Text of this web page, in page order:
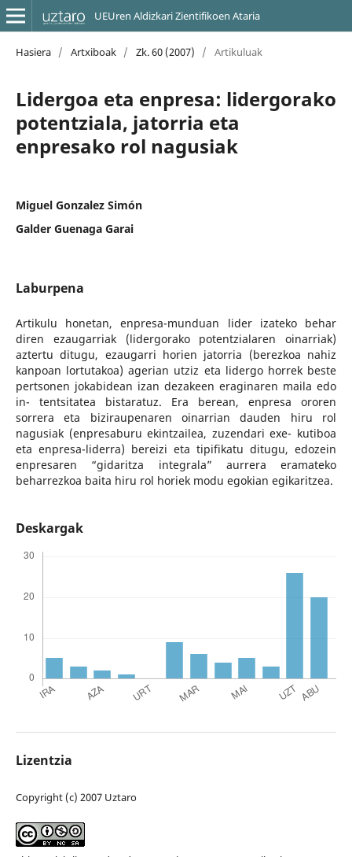
UEUren Aldizkari Zientifikoen Ataria
Hasiera / Artxiboak / Zk. 60 (2007) / Artikuluak
Lidergoa eta enpresa: lidergorako
potentziala, jatorria eta
enpresako rol nagusiak
Miguel Gonzalez Simón
Galder Guenaga Garai
Laburpena
Artikulu honetan, enpresa-munduan lider izateko behar
diren ezaugarriak (lidergorako potentzialaren oinarriak)
aztertu ditugu, ezaugarri horien jatorria (berezkoa nahiz
kanpoan lortutakoa) agerian utziz eta lidergo horrek beste
pertsonen jokabidean izan dezakeen eraginaren maila edo
in- tentsitatea bistaratuz. Era berean, enpresa ororen
sorrera eta biziraupenaren oinarrian dauden hiru rol
nagusiak (enpresaburu ekintzailea, zuzendari exe- kutiboa
eta enpresa-liderra) bereizi eta tipifikatu ditugu, edozein
enpresaren “gidaritza integrala” aurrera eramateko
beharrezkoa baita hiru rol horiek modu egokian egikaritzea.
Deskargak
Lizentzia
Copyright (c) 2007 Uztaro